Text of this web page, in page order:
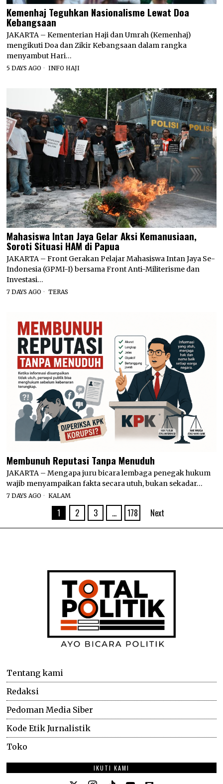
Kemenhaj Teguhkan Nasionalisme Lewat Doa
Kebangsaan
JAKARTA – Kementerian Haji dan Umrah (Kemenhaj)
mengikuti Doa dan Zikir Kebangsaan dalam rangka
menyambut Hari…
5 DAYS AGO INFO HAJI
Mahasiswa Intan Jaya Gelar Aksi Kemanusiaan,
Soroti Situasi HAM di Papua
JAKARTA – Front Gerakan Pelajar Mahasiswa Intan Jaya Se-
Indonesia (GPMI-I) bersama Front Anti-Militerisme dan
Investasi…
7 DAYS AGO TERAS
Membunuh Reputasi Tanpa Menuduh
JAKARTA – Mengapa juru bicara lembaga penegak hukum
wajib menyampaikan fakta secara utuh, bukan sekadar…
7 DAYS AGO KALAM
1 2 3 … 178 Next
Tentang kami
Redaksi
Pedoman Media Siber
Kode Etik Jurnalistik
Toko
IKUTI KAMI